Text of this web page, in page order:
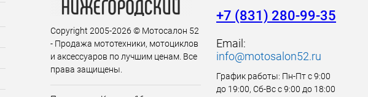
Copyright 2005-2026 © Мотосалон 52
- Продажа мототехники, мотоциклов
и аксессуаров по лучшим ценам. Все
права защищены.
+7 (831) 280-99-35
Email:
info@motosalon52.ru
График работы: Пн-Пт с 9:00
до 19:00, Сб-Вс с 9:00 до 18:00